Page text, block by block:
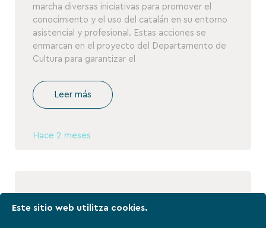
Este sitio web utilitza cookies.
marcha diversas iniciativas para promover el
conocimiento y el uso del catalán en su entorno
asistencial y profesional. Estas acciones se
enmarcan en el proyecto del Departamento de
Cultura para garantizar el
Leer más
Hace 2 meses